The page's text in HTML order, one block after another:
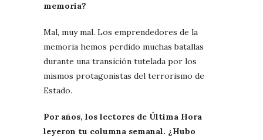
memoria?
Mal, muy mal. Los emprendedores de la
memoria hemos perdido muchas batallas
durante una transición tutelada por los
mismos protagonistas del terrorismo de
Estado.
Por años, los lectores de Última Hora
leyeron tu columna semanal. ¿Hubo